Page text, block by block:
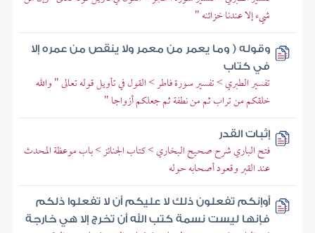
شيء إلا عندنا خزائنه "
وقوله ( وما يعمر من معمر ولا ينقص من عمره إلا
في كتاب
تفسير الطبري > تفسير سورة فاطر > القول في تأويل قوله تعالى " والله
خلقكم من تراب ثم من نطفة ثم جعلكم أزواجا "
إثبات القدر
فتح الباري شرح صحيح البخاري > كتاب الجنائز > باب موعظة المحدث
عند القبر وقعود أصحابه حوله
أوإنكم تفعلون ذلك لا عليكم أن لا تفعلوا ذلكم
فإنها ليست نسمة كتب الله أن تخرج إلا هي خارجة